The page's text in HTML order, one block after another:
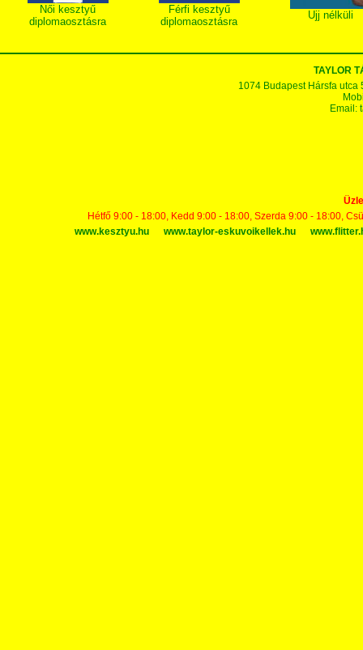
Női kesztyű
diplomaosztásra
Férfi kesztyű
diplomaosztásra
Ujj nélküli
TAYLOR
1074 Budapest Hársfa utca
Email:
Hétfő 9:00 - 18:00, Kedd 9:00 - 18:00, Szerda 9:00 - 18:00,
www.kesztyu.hu
www.taylor-eskuvoikellek.hu